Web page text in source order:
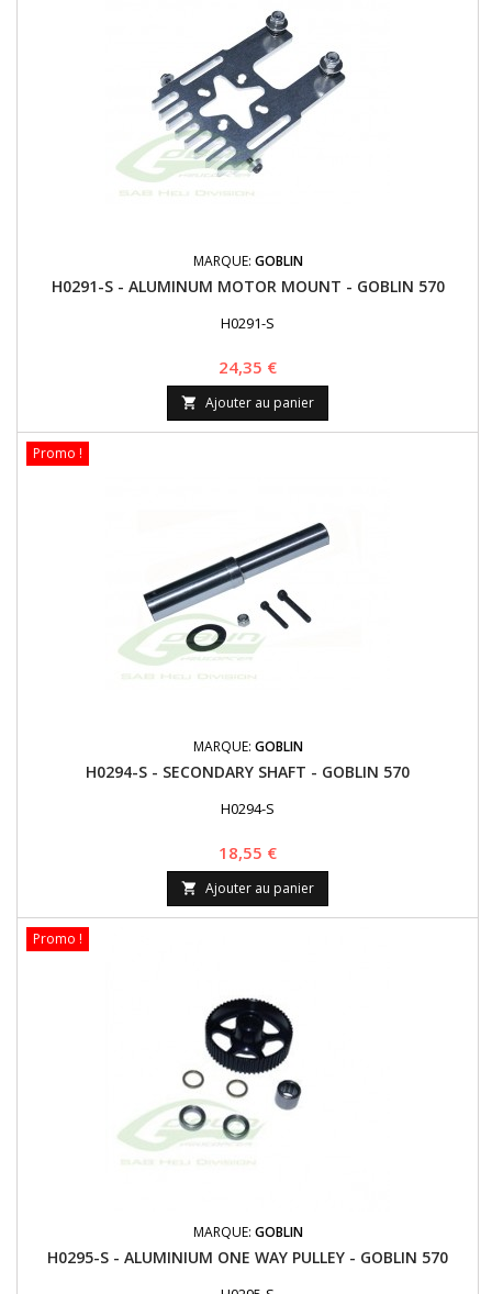
MARQUE: GOBLIN
H0291-S - ALUMINUM MOTOR MOUNT - GOBLIN 570
H0291-S
Prix
24,35 €
 Ajouter au panier
Promo !
MARQUE: GOBLIN
H0294-S - SECONDARY SHAFT - GOBLIN 570
H0294-S
Prix
18,55 €
 Ajouter au panier
Promo !
MARQUE: GOBLIN
H0295-S - ALUMINIUM ONE WAY PULLEY - GOBLIN 570